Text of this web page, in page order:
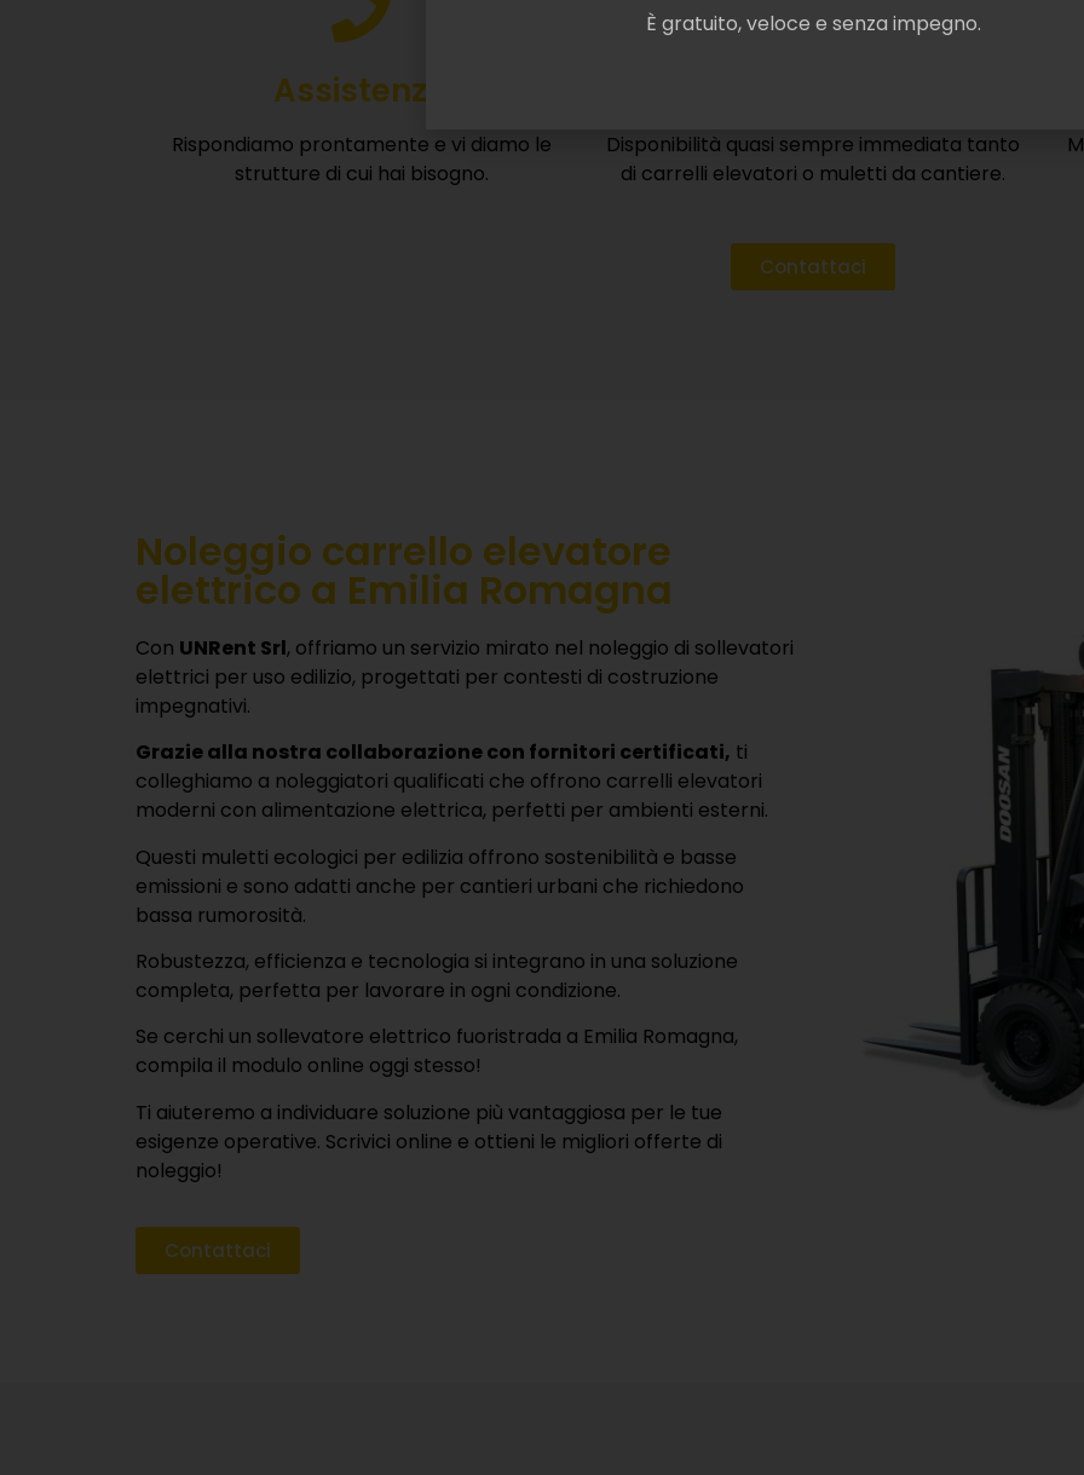
Assistenza
Rispondiamo prontamente e vi diamo le
strutture di cui hai bisogno.
Disponibilità quasi sempre immediata tanto
di carrelli elevatori o muletti da cantiere.
Contattaci
Noleggio carrello elevatore
elettrico a Emilia Romagna
Con UNRent Srl, offriamo un servizio mirato nel noleggio di sollevatori
elettrici per uso edilizio, progettati per contesti di costruzione
impegnativi.
Grazie alla nostra collaborazione con fornitori certificati, ti
colleghiamo a noleggiatori qualificati che offrono carrelli elevatori
moderni con alimentazione elettrica, perfetti per ambienti esterni.
Questi muletti ecologici per edilizia offrono sostenibilità e basse
emissioni e sono adatti anche per cantieri urbani che richiedono
bassa rumorosità.
Robustezza, efficienza e tecnologia si integrano in una soluzione
completa, perfetta per lavorare in ogni condizione.
Se cerchi un sollevatore elettrico fuoristrada a Emilia Romagna,
compila il modulo online oggi stesso!
Ti aiuteremo a individuare soluzione più vantaggiosa per le tue
esigenze operative. Scrivici online e ottieni le migliori offerte di
noleggio!
Contattaci
È gratuito, veloce e senza impegno.